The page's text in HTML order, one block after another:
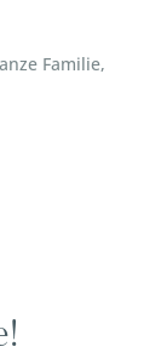
Familie,